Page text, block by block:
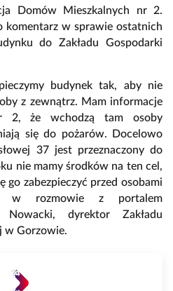
Domów Mieszkalnych nr 2.
komentarz w sprawie ostatnich
do Zakładu Gospodarki
budynek tak, aby nie
z zewnątrz. Mam informacje
2, że wchodzą tam osoby
się do pożarów. Docelowo
37 jest przeznaczony do
nie mamy środków na ten cel,
go zabezpieczyć przed osobami
rozmowie z portalem
Nowacki, dyrektor Zakładu
w Gorzowie.